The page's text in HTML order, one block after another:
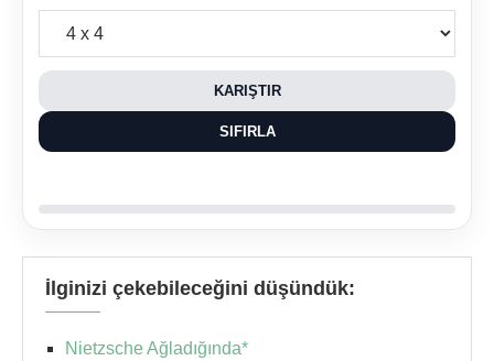
KARIŞTIR
SIFIRLA
İlginizi çekebileceğini düşündük:
Nietzsche Ağladığında*